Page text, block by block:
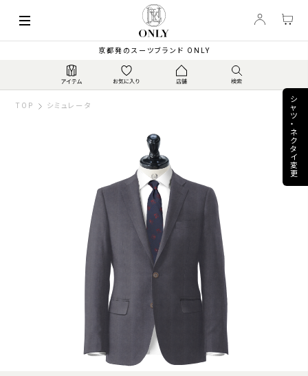
京都発のスーツブランド ONLY
TOP シミュレータ
【秋冬】伊ファビオ E... PRICE
シ
ャ
ツ
・
ネ
ク
タ
イ
変
更